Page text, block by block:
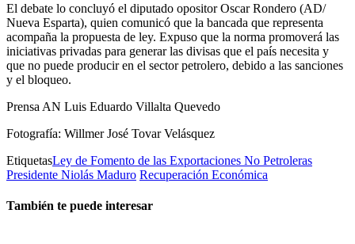
El debate lo concluyó el diputado opositor Oscar Rondero (AD/
Nueva Esparta), quien comunicó que la bancada que representa
acompaña la propuesta de ley. Expuso que la norma promoverá las
iniciativas privadas para generar las divisas que el país necesita y
que no puede producir en el sector petrolero, debido a las sanciones
y el bloqueo.
Prensa AN Luis Eduardo Villalta Quevedo
Fotografía: Willmer José Tovar Velásquez
EtiquetasLey de Fomento de las Exportaciones No Petroleras
Presidente Niolás Maduro Recuperación Económica
También te puede interesar